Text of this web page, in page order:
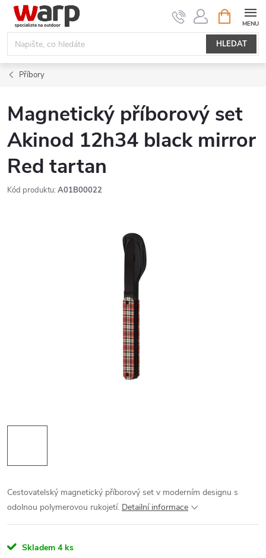
Přejít
obsah
HLEDAT
NÁKUPNÍ
KOŠÍK
Příbory
Magnetický příborový set
Akinod 12h34 black mirror
Red tartan
Kód produktu: A01B00022
Cestovatelský magnetický příborový set v moderním designu s
odolnou polymerovou rukojetí. Detailní informace
Skladem 4 ks